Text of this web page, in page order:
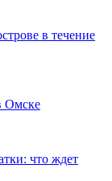
в течение
Омске
что ждет